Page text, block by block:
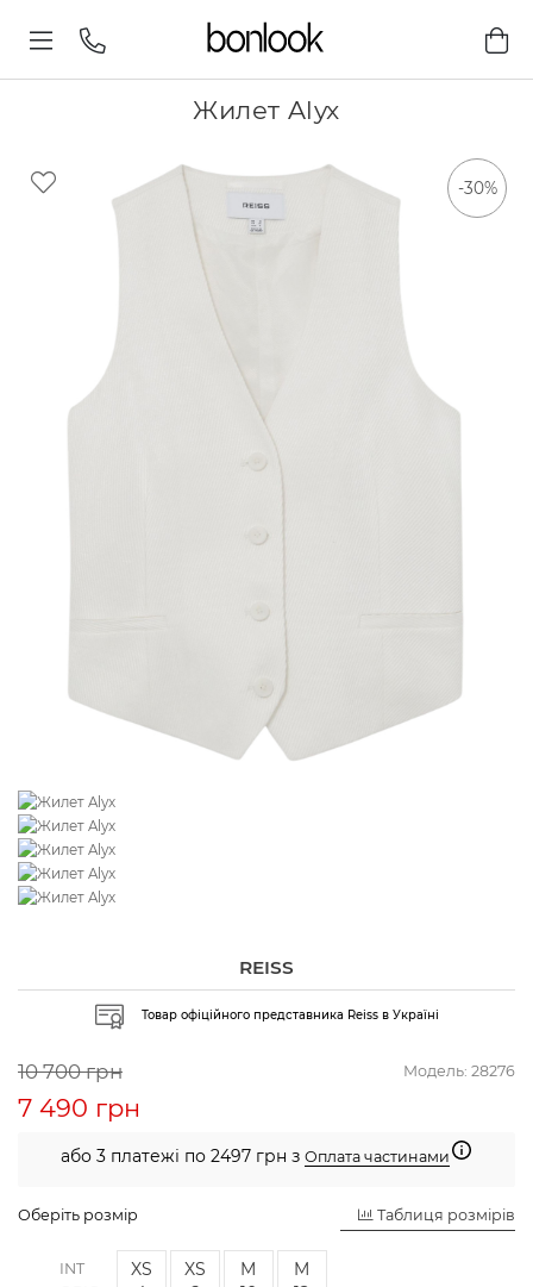
Жилет Alyx
-30%
REISS
Товар офіційного представника Reiss в Україні
Модель: 28276
10 700 грн
7 490 грн
або 3 платежі по 2497 грн з Оплата частинами
Оберіть розмір Таблиця розмірів
INT
XS
XS
M
M